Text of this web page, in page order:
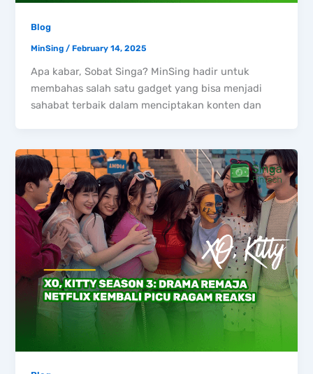
Blog
MinSing/February 14, 2025
Apa kabar, Sobat Singa? MinSing hadir untuk
membahas salah satu gadget yang bisa menjadi
sahabat terbaik dalam menciptakan konten dan